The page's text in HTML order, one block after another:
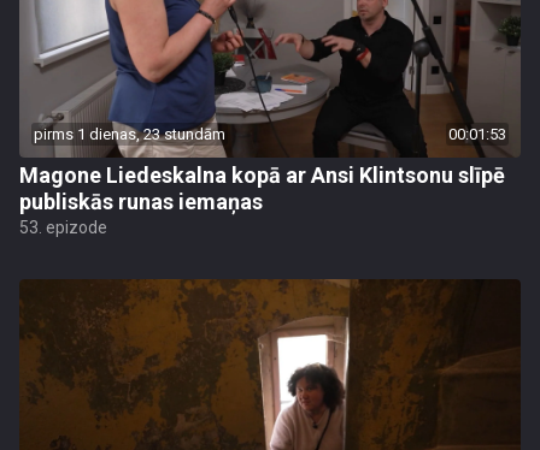
pirms 1 dienas, 23 stundām 00:01:53
Magone Liedeskalna kopā ar Ansi Klintsonu slīpē
publiskās runas iemaņas
53. epizode